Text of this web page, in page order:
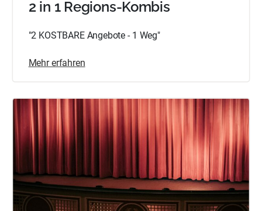
2 in 1 Regions-Kombis
"2 KOSTBARE Angebote - 1 Weg"
Mehr erfahren